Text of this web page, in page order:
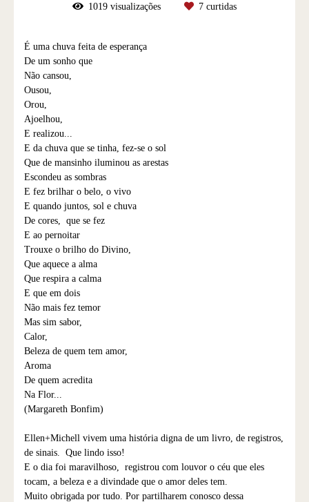
1019 visualizações 7 curtidas
É uma chuva feita de esperança
De um sonho que
Não cansou,
Ousou,
Orou,
Ajoelhou,
E realizou...
E da chuva que se tinha, fez-se o sol
Que de mansinho iluminou as arestas
Escondeu as sombras
E fez brilhar o belo, o vivo
E quando juntos, sol e chuva
De cores, que se fez
E ao pernoitar
Trouxe o brilho do Divino,
Que aquece a alma
Que respira a calma
E que em dois
Não mais fez temor
Mas sim sabor,
Calor,
Beleza de quem tem amor,
Aroma
De quem acredita
Na Flor...
(Margareth Bonfim)
Ellen+Michell vivem uma história digna de um livro, de registros,
de sinais. Que lindo isso!
E o dia foi maravilhoso, registrou com louvor o céu que eles
tocam, a beleza e a divindade que o amor deles tem.
Muito obrigada por tudo. Por partilharem conosco dessa